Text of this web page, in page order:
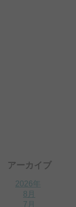
アーカイブ
2026年
8月
7月